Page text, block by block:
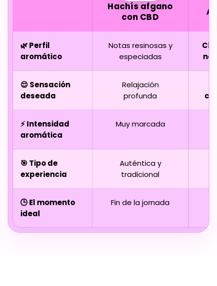
Hachís afgano
con CBD
🌿 Perfil
aromático
Notas resinosas y
especiadas
😌 Sensación
deseada
Relajación
profunda
⚡ Intensidad
aromática
Muy marcada
🎯 Tipo de
experiencia
Auténtica y
tradicional
🕒 El momento
ideal
Fin de la jornada